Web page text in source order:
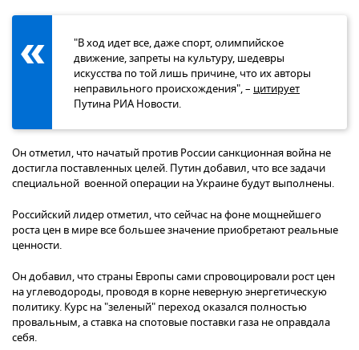
"В ход идет все, даже спорт, олимпийское
движение, запреты на культуру, шедевры
искусства по той лишь причине, что их авторы
неправильного происхождения", – цитирует
Путина РИА Новости.
Он отметил, что начатый против России санкционная война не
достигла поставленных целей. Путин добавил, что все задачи
специальной военной операции на Украине будут выполнены.
Российский лидер отметил, что сейчас на фоне мощнейшего
роста цен в мире все большее значение приобретают реальные
ценности.
Он добавил, что страны Европы сами спровоцировали рост цен
на углеводороды, проводя в корне неверную энергетическую
политику. Курс на "зеленый" переход оказался полностью
провальным, а ставка на спотовые поставки газа не оправдала
себя.